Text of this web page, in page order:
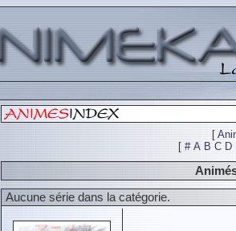
[
[ # A B C D
Aucune série dans la catégorie.